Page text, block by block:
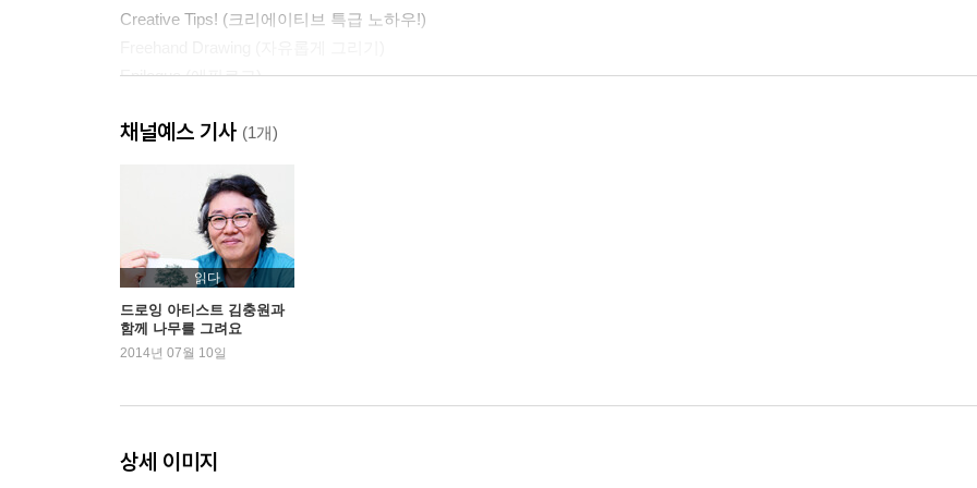
Creative Tips! (크리에이티브 특급 노하우!)
Epilogue (에필로그)
채널예스 기사 (1개)
읽다
드로잉 아티스트 김충원과
함께 나무를 그려요
2014년 07월 10일
상세 이미지